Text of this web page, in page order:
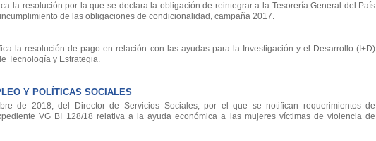
la resolución por la que se declara la obligación de reintegrar a la Tesorería General del País
de las obligaciones de condicionalidad, campaña 2017.
la resolución de pago en relación con las ayudas para la Investigación y el Desarrollo (I+D)
Tecnología y Estrategia.
Y POLÍTICAS SOCIALES
de 2018, del Director de Servicios Sociales, por el que se notifican requerimientos de
VG BI 128/18 relativa a la ayuda económica a las mujeres víctimas de violencia de